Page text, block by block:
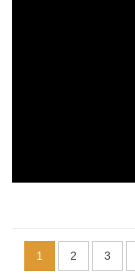
1 2 3